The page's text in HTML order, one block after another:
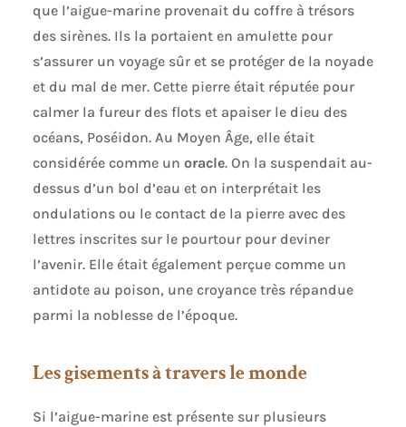
que l’aigue-marine provenait du coffre à trésors
des sirènes. Ils la portaient en amulette pour
s’assurer un voyage sûr et se protéger de la noyade
et du mal de mer. Cette pierre était réputée pour
calmer la fureur des flots et apaiser le dieu des
océans, Poséidon. Au Moyen Âge, elle était
considérée comme un oracle. On la suspendait au-
dessus d’un bol d’eau et on interprétait les
ondulations ou le contact de la pierre avec des
lettres inscrites sur le pourtour pour deviner
l’avenir. Elle était également perçue comme un
antidote au poison, une croyance très répandue
parmi la noblesse de l’époque.
Les gisements à travers le monde
Si l’aigue-marine est présente sur plusieurs